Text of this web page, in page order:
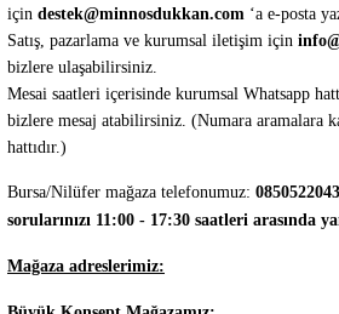
için destek@minnosdukkan.com ‘a e-posta
Satış, pazarlama ve kurumsal iletişim için
bizlere ulaşabilirsiniz.
Mesai saatleri içerisinde kurumsal Whatsapp
bizlere mesaj atabilirsiniz. (Numara aramalara
hattıdır.)
Bursa/Nilüfer mağaza telefonumuz:
sorularınızı 11:00 - 17:30 saatleri arasında
Mağaza adreslerimiz: